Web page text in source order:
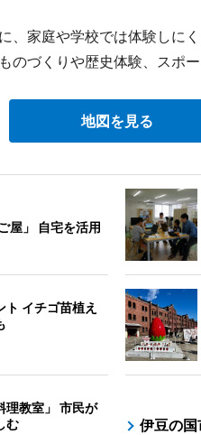
、家庭や学校では体験しに
のづくりや歴史体験、スポー
地図を見る
屋」 自宅を活用
イチゴ苗植え
理教室」 市民が
む
伊豆の国